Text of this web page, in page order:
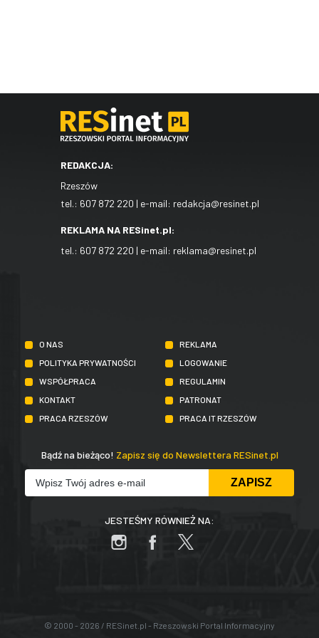
REDAKCJA:
Rzeszów
tel.: 607 872 220 | e-mail: redakcja@resinet.pl
REKLAMA NA RESinet.pl:
tel.: 607 872 220 | e-mail: reklama@resinet.pl
O NAS
REKLAMA
POLITYKA PRYWATNOŚCI
LOGOWANIE
WSPÓŁPRACA
REGULAMIN
KONTAKT
PATRONAT
PRACA RZESZÓW
PRACA IT RZESZÓW
Bądź na bieżąco! Zapisz się do Newslettera RESinet.pl
JESTEŚMY RÓWNIEŻ NA:
© 2000 - 2026 / RESinet.pl - Rzeszowski Portal Informacyjny